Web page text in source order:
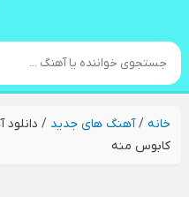
خانه/آهنگ های جدید /
کابوس منه